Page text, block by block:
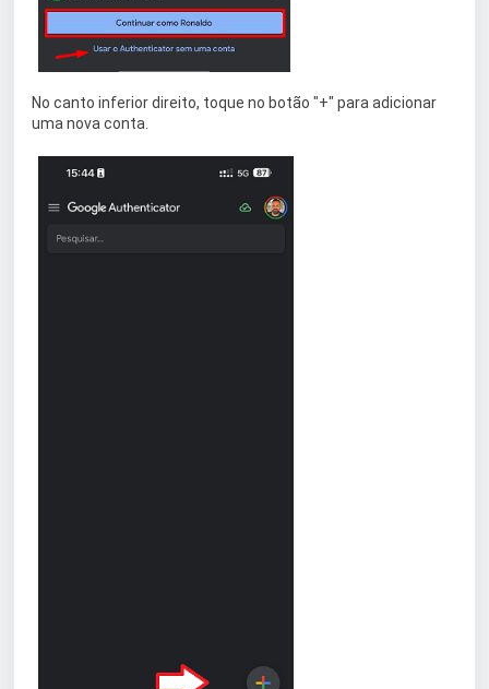
No canto inferior direito, toque no botão "+" para adicionar
uma nova conta.